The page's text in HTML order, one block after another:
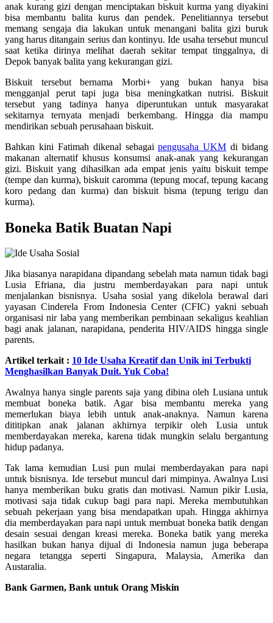
anak kurang gizi dengan menciptakan biskuit kurma yang diyakini
bisa membantu balita kurus dan pendek. Penelitiannya tersebut
memang sengaja dia lakukan untuk menangani balita gizi buruk
yang harus ditangain serius dan kontinyu. Ide usaha tersebut muncul
saat ketika dirinya melihat daerah sekitar tempat tinggalnya, di
Depok banyak balita yang kekurangan gizi.
Biskuit tersebut bernama Morbi+ yang bukan hanya bisa
mengganjal perut tapi juga bisa meningkatkan nutrisi. Biskuit
tersebut yang tadinya hanya diperuntukan untuk masyarakat
sekitarnya ternyata menjadi berkembang. Hingga dia mampu
mendirikan sebuah perusahaan biskuit.
Bahkan kini Fatimah dikenal sebagaipengusaha UKM di bidang
makanan alternatif khusus konsumsi anak-anak yang kekurangan
gizi. Biskuit yang dihasilkan ada empat jenis yaitu biskuit tempe
(tempe dan kurma), biskuit caromma (tepung mocaf, tepung kacang
koro pedang dan kurma) dan biskuit bisma (tepung terigu dan
kurma).
Boneka Batik Buatan Napi
Jika biasanya narapidana dipandang sebelah mata namun tidak bagi
Lusia Efriana, dia justru memberdayakan para napi untuk
menjalankan bisnisnya. Usaha sosial yang dikelola berawal dari
yayasan Cinderela From Indonesia Center (CFIC) yakni sebuah
organisasi nir laba yang memberikan pembinaan sekaligus keahlian
bagi anak jalanan, narapidana, penderita HIV/AIDS hingga single
parents.
Artikel terkait : 10 Ide Usaha Kreatif dan Unik ini Terbukti
Menghasilkan Banyak Duit. Yuk Coba!
Awalnya hanya single parents saja yang dibina oleh Lusiana untuk
membuat boneka batik. Agar bisa membantu mereka yang
memerlukan biaya lebih untuk anak-anaknya. Namun karena
dititipkan anak jalanan akhirnya terpikir oleh Lusia untuk
memberdayakan mereka, karena tidak mungkin selalu bergantung
hidup padanya.
Tak lama kemudian Lusi pun mulai memberdayakan para napi
untuk bisnisnya. Ide tersebut muncul dari mimpinya. Awalnya Lusi
hanya memberikan buku gratis dan motivasi. Namun pikir Lusia,
motivasi saja tidak cukup bagi para napi. Mereka membutuhkan
sebuah pekerjaan yang bisa mendapatkan upah. Hingga akhirnya
dia memberdayakan para napi untuk membuat boneka batik dengan
desain sesuai dengan kreasi mereka. Boneka batik yang mereka
hasilkan bukan hanya dijual di Indonesia namun juga beberapa
negara tetangga seperti Singapura, Malaysia, Amerika dan
Austaralia.
Bank Garmen, Bank untuk Orang Miskin